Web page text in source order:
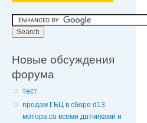
Новые обсуждения
форума
тест
продам ГБЦ в сборе d13
мотора.со всеми датчиками и